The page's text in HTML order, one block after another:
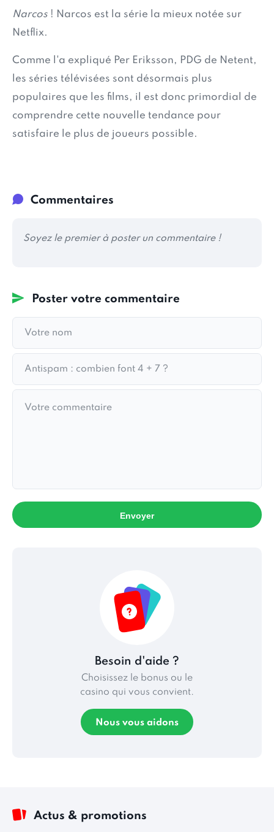
Narcos ! Narcos est la série la mieux notée sur
Netflix.
Comme l'a expliqué Per Eriksson, PDG de Netent,
les séries télévisées sont désormais plus
populaires que les films, il est donc primordial de
comprendre cette nouvelle tendance pour
satisfaire le plus de joueurs possible.
Commentaires
Soyez le premier à poster un commentaire !
Poster votre commentaire
Envoyer
Besoin d'aide ?
Choisissez le bonus ou le
casino qui vous convient.
Nous vous aidons
Actus & promotions